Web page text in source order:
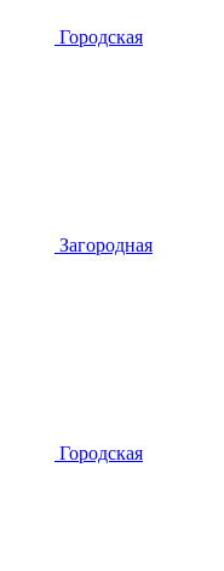
Городская
Загородная
Городская